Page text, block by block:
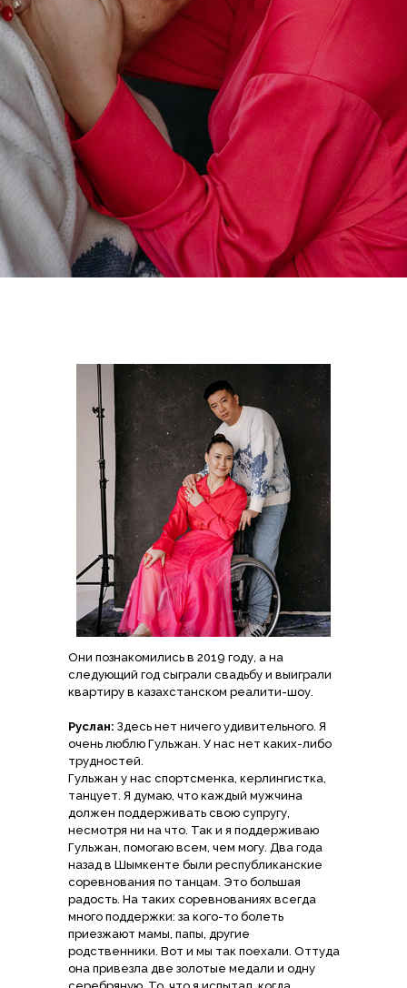
Они познакомились в 2019 году, а на
следующий год сыграли свадьбу и выиграли
квартиру в казахстанском реалити-шоу.
Руслан: Здесь нет ничего удивительного. Я
очень люблю Гульжан. У нас нет каких-либо
трудностей.
Гульжан у нас спортсменка, керлингистка,
танцует. Я думаю, что каждый мужчина
должен поддерживать свою супругу,
несмотря ни на что. Так и я поддерживаю
Гульжан, помогаю всем, чем могу. Два года
назад в Шымкенте были республиканские
соревнования по танцам. Это большая
радость. На таких соревнованиях всегда
много поддержки: за кого-то болеть
приезжают мамы, папы, другие
родственники. Вот и мы так поехали. Оттуда
она привезла две золотые медали и одну